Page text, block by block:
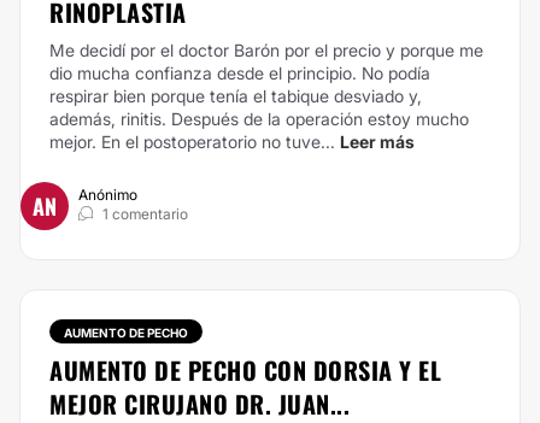
RINOPLASTIA
Me decidí por el doctor Barón por el precio y porque me
dio mucha confianza desde el principio. No podía
respirar bien porque tenía el tabique desviado y,
además, rinitis. Después de la operación estoy mucho
mejor. En el postoperatorio no tuve... Leer más
AN
Anónimo
1 comentario
AUMENTO DE PECHO
AUMENTO DE PECHO CON DORSIA Y EL
MEJOR CIRUJANO DR. JUAN...